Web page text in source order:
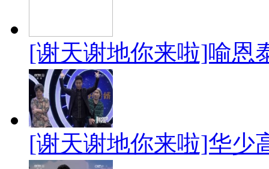
[谢天谢地你来啦]喻恩
[谢天谢地你来啦]华少